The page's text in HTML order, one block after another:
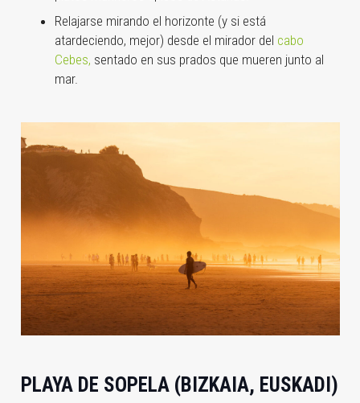
Relajarse mirando el horizonte (y si está
atardeciendo, mejor) desde el mirador del cabo
Cebes, sentado en sus prados que mueren junto al
mar.
PLAYA DE SOPELA (BIZKAIA, EUSKADI)